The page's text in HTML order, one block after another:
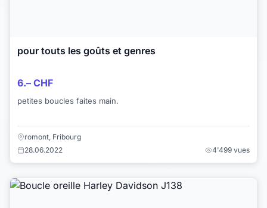
pour touts les goûts et genres
6.– CHF
petites boucles faites main.
romont, Fribourg
28.06.2022
4'499 vues